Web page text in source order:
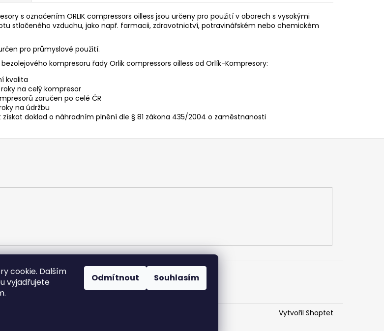
cookie. Dalším
vyjadřujete
Odmítnout Souhlasím
s označením ORLIK compressors oilless jsou určeny pro použití v oborech s vysokými
stlačeného vzduchu, jako např. farmacii, zdravotnictví, potravinářském nebo chemickém
pro průmyslové použití.
kompresoru řady Orlik compressors oilless od Orlík-Kompresory:
kvalita
roky na celý kompresor
zaručen po celé ČR
na údržbu
doklad o náhradním plnění dle § 81 zákona 435/2004 o zaměstnanosti
KOMPRESORY výrobní družstvo
Vytvořil Shoptet